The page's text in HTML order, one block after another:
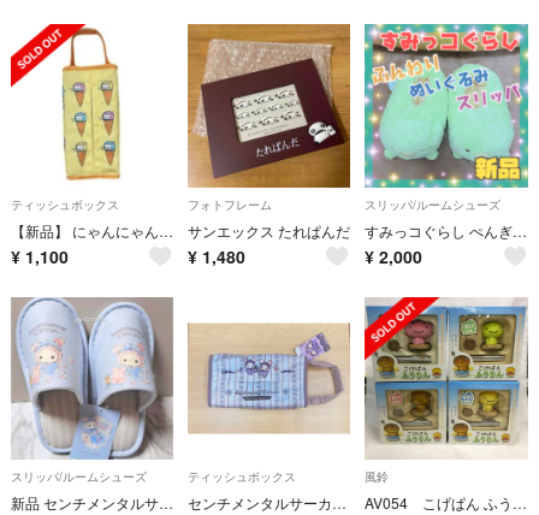
ティッシュボックス
【新品】 にゃんにゃんにゃんこ ティッシュケース アベイル
¥ 1,100
フォトフレーム
サンエックス たれぱんだ
¥ 1,480
スリッパ/ルームシューズ
すみっコぐらし ぺんぎん？ ふわふわぬいぐるみスリッパ
¥ 2,000
スリッパ/ルームシューズ
新品 センチメンタルサーカス シャッポ スリッパ Mサイズ ブルー サンエックス
ティッシュボックス
センチメンタルサーカス ティッシュカバー
風鈴
AV054 こげぱん ふうりん 風鈴 レア サンエックス 4個セット